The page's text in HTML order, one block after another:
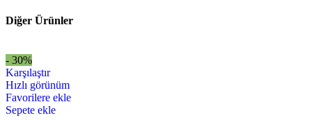
Diğer Ürünler
- 30%
Karşılaştır
Hızlı görünüm
Favorilere ekle
Sepete ekle